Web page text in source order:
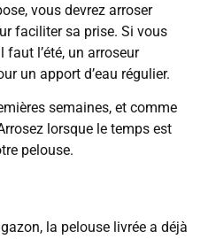
vous devrez arroser
faciliter sa prise. Si vous
l’été, un arroseur
un apport d’eau régulier.
semaines, et comme
lorsque le temps est
pelouse.
la pelouse livrée a déjà